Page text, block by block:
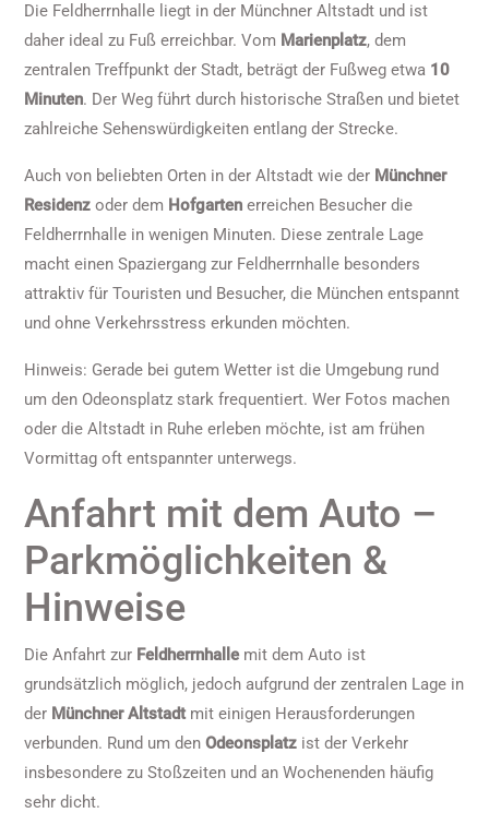
Die Feldherrnhalle liegt in der Münchner Altstadt und ist
daher ideal zu Fuß erreichbar. Vom Marienplatz, dem
zentralen Treffpunkt der Stadt, beträgt der Fußweg etwa 10
Minuten. Der Weg führt durch historische Straßen und bietet
zahlreiche Sehenswürdigkeiten entlang der Strecke.
Auch von beliebten Orten in der Altstadt wie der Münchner
Residenz oder dem Hofgarten erreichen Besucher die
Feldherrnhalle in wenigen Minuten. Diese zentrale Lage
macht einen Spaziergang zur Feldherrnhalle besonders
attraktiv für Touristen und Besucher, die München entspannt
und ohne Verkehrsstress erkunden möchten.
Hinweis: Gerade bei gutem Wetter ist die Umgebung rund
um den Odeonsplatz stark frequentiert. Wer Fotos machen
oder die Altstadt in Ruhe erleben möchte, ist am frühen
Vormittag oft entspannter unterwegs.
Anfahrt mit dem Auto –
Parkmöglichkeiten &
Hinweise
Die Anfahrt zur Feldherrnhallemit dem Auto ist
grundsätzlich möglich, jedoch aufgrund der zentralen Lage in
der Münchner Altstadtmit einigen Herausforderungen
verbunden. Rund um den Odeonsplatz ist der Verkehr
insbesondere zu Stoßzeiten und an Wochenenden häufig
sehr dicht.